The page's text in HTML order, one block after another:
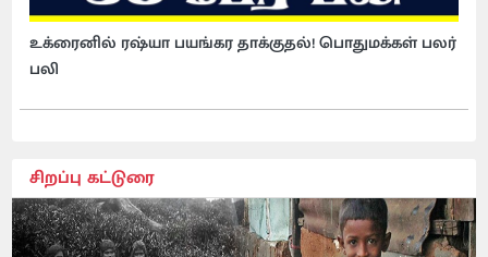
உக்ரைனில் ரஷ்யா பயங்கர தாக்குதல்! பொதுமக்கள் பலர்
பலி
சிறப்பு கட்டுரை